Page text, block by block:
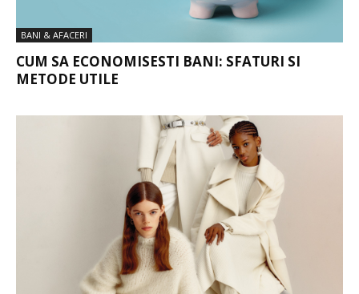
BANI & AFACERI
CUM SA ECONOMISESTI BANI: SFATURI SI
METODE UTILE